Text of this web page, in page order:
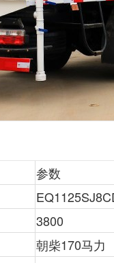
参数
3800
朝柴170马力